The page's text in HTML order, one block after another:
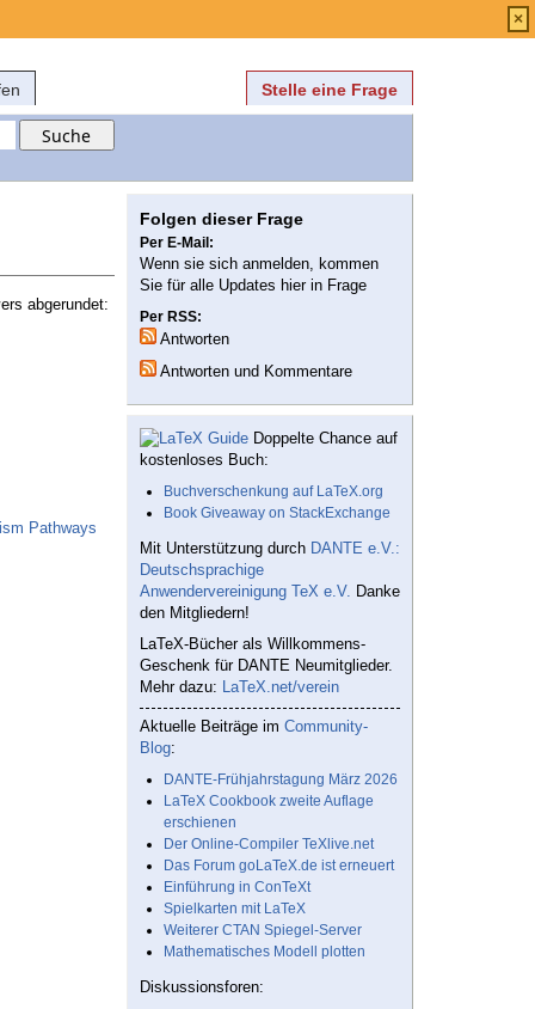
Stelle eine Frage
abgerundet:
Pathways
Folgen dieser Frage
Per E-Mail:
Wenn sie sich anmelden, kommen
Sie für alle Updates hier in Frage
Per RSS:
Antworten
Antworten und Kommentare
Doppelte Chance auf
kostenloses Buch:
Buchverschenkung auf LaTeX.org
Book Giveaway on StackExchange
Mit Unterstützung durch DANTE e.V.:
Deutschsprachige
Anwendervereinigung TeX e.V. Danke
den Mitgliedern!
LaTeX-Bücher als Willkommens-
Geschenk für DANTE Neumitglieder.
Mehr dazu: LaTeX.net/verein
Aktuelle Beiträge im Community-
Blog:
DANTE-Frühjahrstagung März 2026
LaTeX Cookbook zweite Auflage
erschienen
Der Online-Compiler TeXlive.net
Das Forum goLaTeX.de ist erneuert
Einführung in ConTeXt
Spielkarten mit LaTeX
Weiterer CTAN Spiegel-Server
Mathematisches Modell plotten
Diskussionsforen:
×